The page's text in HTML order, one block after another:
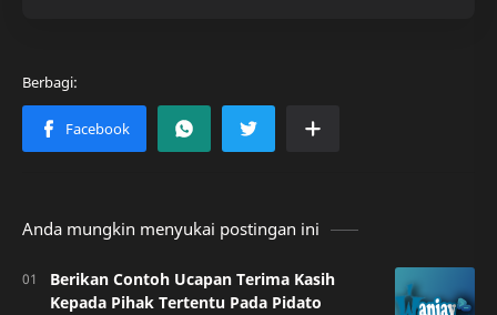
Anda mungkin menyukai postingan ini
Berikan Contoh Ucapan Terima Kasih
Kepada Pihak Tertentu Pada Pidato